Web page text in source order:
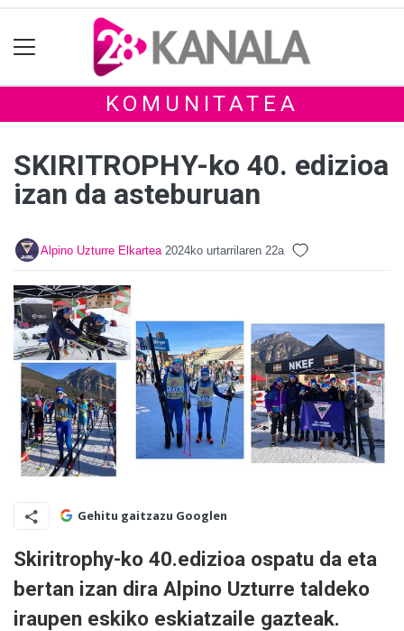
KOMUNITATEA
SKIRITROPHY-ko 40. edizioa
izan da asteburuan
Alpino Uzturre Elkartea 2024ko urtarrilaren 22a
Gehitu gaitzazu Googlen
Skiritrophy-ko 40.edizioa ospatu da eta
bertan izan dira Alpino Uzturre taldeko
iraupen eskiko eskiatzaile gazteak.